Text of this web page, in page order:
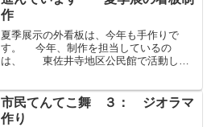
まりなかったので、量販店も...
作
夏季展示の外看板は、今年も手作りで
す。 今年、制作を担当しているの
は、 東佐井寺地区公民館で活動して
きな看板2枚を布で作ります。 ７
月５日、 この...
市民てんてこ舞 ３： ジオラマ
作り